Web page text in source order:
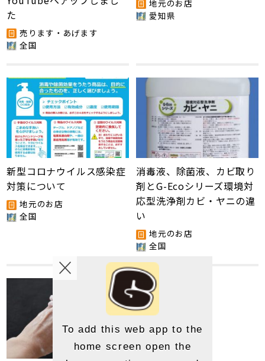
た
売ります・あげます
全国
地元のお店
愛知県
新型コロナウイルス感染症
対策について
地元のお店
全国
消毒液、除菌液、カビ取り
剤とG-Ecoシリーズ環境対
応型洗浄剤カビ・ヤニの違
い
地元のお店
全国
To add this web app to the
home screen open the